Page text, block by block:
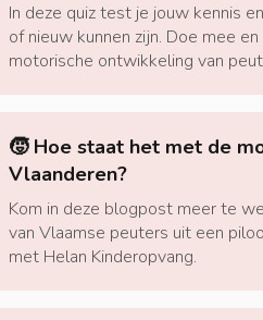
In deze quiz test je jouw kennis
of nieuw kunnen zijn. Doe mee
motorische ontwikkeling van
🧒 Hoe staat het met de
Vlaanderen?
Kom in deze blogpost meer te
van Vlaamse peuters uit een
met Helan Kinderopvang.